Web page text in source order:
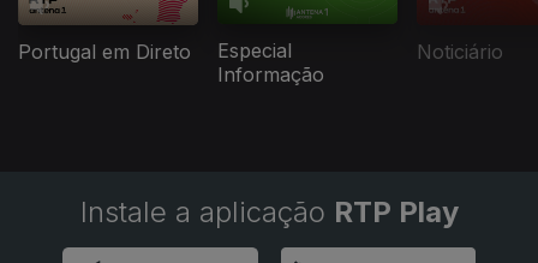
Portugal em Direto
Especial
Informação
Noticiário
Instale a aplicação RTP Play